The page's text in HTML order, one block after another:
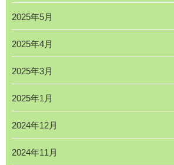
2025年5月
2025年4月
2025年3月
2025年1月
2024年12月
2024年11月